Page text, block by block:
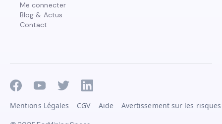
Me connecter
Blog & Actus
Contact
Mentions Légales CGV Aide Avertissement sur les risques